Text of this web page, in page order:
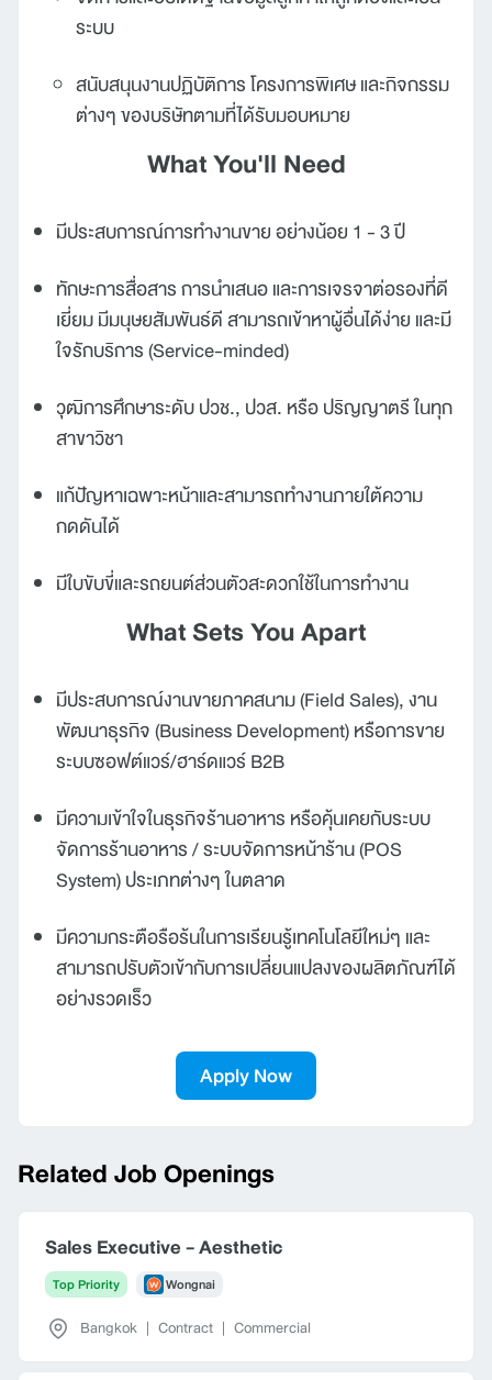
ระบบ
สนับสนุนงานปฏิบัติการ โครงการพิเศษ และกิจกรรม
ต่างๆ ของบริษัทตามที่ได้รับมอบหมาย
What You'll Need
มีประสบการณ์การทำงานขาย อย่างน้อย 1 - 3 ปี
ทักษะการสื่อสาร การนำเสนอ และการเจรจาต่อรองที่ดี
เยี่ยม มีมนุษยสัมพันธ์ดี สามารถเข้าหาผู้อื่นได้ง่าย และมี
ใจรักบริการ (Service-minded)
วุฒิการศึกษาระดับ ปวช., ปวส. หรือ ปริญญาตรี ในทุก
สาขาวิชา
แก้ปัญหาเฉพาะหน้าและสามารถทำงานภายใต้ความ
กดดันได้
มีใบขับขี่และรถยนต์ส่วนตัวสะดวกใช้ในการทำงาน
What Sets You Apart
มีประสบการณ์งานขายภาคสนาม (Field Sales), งาน
พัฒนาธุรกิจ (Business Development) หรือการขาย
ระบบซอฟต์แวร์/ฮาร์ดแวร์ B2B
มีความเข้าใจในธุรกิจร้านอาหาร หรือคุ้นเคยกับระบบ
จัดการร้านอาหาร / ระบบจัดการหน้าร้าน (POS
System) ประเภทต่างๆ ในตลาด
มีความกระตือรือร้นในการเรียนรู้เทคโนโลยีใหม่ๆ และ
สามารถปรับตัวเข้ากับการเปลี่ยนแปลงของผลิตภัณฑ์ได้
อย่างรวดเร็ว
Apply Now
Related Job Openings
Sales Executive - Aesthetic
Top Priority Wongnai
Bangkok | Contract | Commercial